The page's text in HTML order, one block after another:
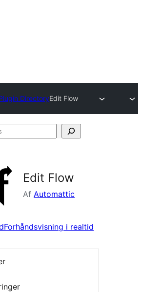
DirectoryEdit Flow
Edit Flow
Af Automattic
Forhåndsvisning i realtid